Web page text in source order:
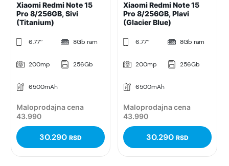
Xiaomi Redmi Note 15
Pro 8/256GB, Sivi
(Titanium)
6.77’’ 8Gb ram
200mp 256Gb
6500mAh
Maloprodajna cena
43.990
30.290 RSD
Xiaomi Redmi Note 15
Pro 8/256GB, Plavi
(Glacier Blue)
6.77’’ 8Gb ram
200mp 256Gb
6500mAh
Maloprodajna cena
43.990
30.290 RSD